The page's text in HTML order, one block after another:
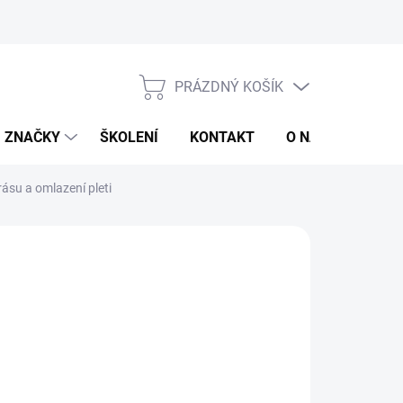
NÁKUPNÍ
PRÁZDNÝ KOŠÍK
ZNAČKY ŠKOLENÍ KONTAKT O NÁS
a omlazení pleti